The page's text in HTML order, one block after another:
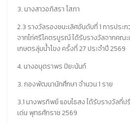
3. นางสาวอภิสรา โสภา
2.3 รางวัลรองชนะเลิศอันดับที่ 1 การประ
จากไก่ศรีโคตรบูรณ์ ได้รับรางวัลจากคณะ
เกษตรลุ่มน้ำโขง ครั้งที่ 27 ประจำปี 2569
4. นางอนุตราพร ปิยะนันท์
3. กองพัฒนานักศึกษา จำนวน 1 ราย
3.1 นางพรทิพย์ แอบไธสง ได้รับรางวัลที่
เด่น พุทธศักราช 2569